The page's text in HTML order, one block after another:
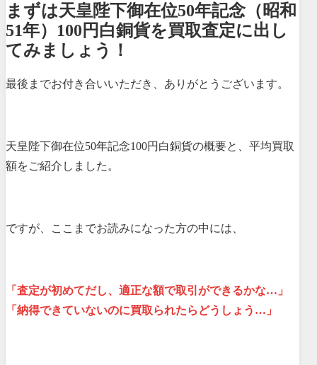
まずは天皇陛下御在位50年記念（昭和
51年）100円白銅貨を買取査定に出し
てみましょう！
最後までお付き合いいただき、ありがとうございます。
天皇陛下御在位50年記念100円白銅貨の概要と、平均買取
額をご紹介しました。
ですが、ここまでお読みになった方の中には、
「査定が初めてだし、適正な額で取引ができるかな…」
「納得できていないのに買取られたらどうしょう…」